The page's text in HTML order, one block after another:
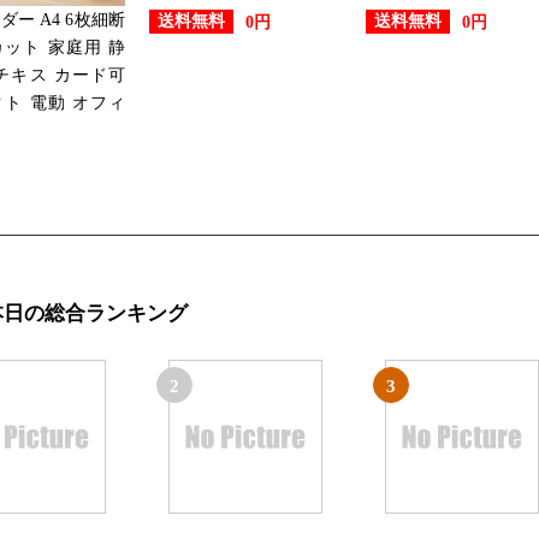
ー A4 6枚細断
ット 家庭用 静
キス カード可
ト 電動 オフィ
送料無料 0円 送料無料 0円
の総合ランキング
2 3